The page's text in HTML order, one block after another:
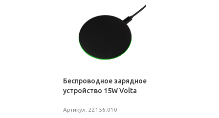
Беспроводное зарядное
устройство 15W Volta
Артикул: 22156.010